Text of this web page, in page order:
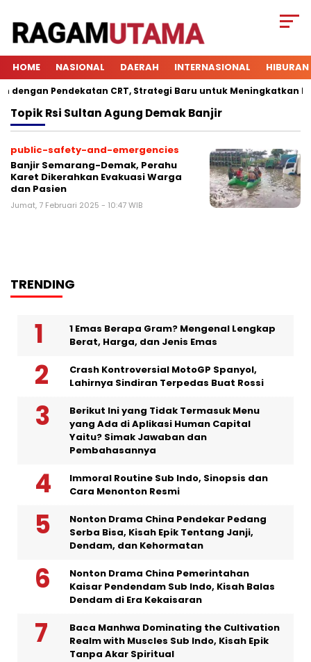
HOME NASIONAL DAERAH INTERNASIONAL HIBURAN
Pendekatan CRT, Strategi Baru untuk Meningkatkan
TopikRsi Sultan Agung Demak Banjir
public-safety-and-emergencies
Banjir Semarang-Demak, Perahu
Karet Dikerahkan Evakuasi Warga
dan Pasien
Jumat, 7 Februari 2025 - 10:47 WIB
TRENDING
1 Emas Berapa Gram? Mengenal Lengkap
Berat, Harga, dan Jenis Emas
Crash Kontroversial MotoGP Spanyol,
Lahirnya Sindiran Terpedas Buat Rossi
Berikut Ini yang Tidak Termasuk Menu
yang Ada di Aplikasi Human Capital
Yaitu? Simak Jawaban dan
Pembahasannya
Immoral Routine Sub Indo, Sinopsis dan
Cara Menonton Resmi
Nonton Drama China Pendekar Pedang
Serba Bisa, Kisah Epik Tentang Janji,
Dendam, dan Kehormatan
Nonton Drama China Pemerintahan
Kaisar Pendendam Sub Indo, Kisah Balas
Dendam di Era Kekaisaran
Baca Manhwa Dominating the Cultivation
Realm with Muscles Sub Indo, Kisah Epik
Tanpa Akar Spiritual